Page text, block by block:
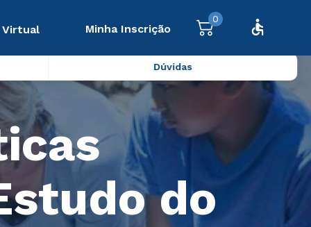
Virtual Minha Inscrição
0
Dúvidas
do